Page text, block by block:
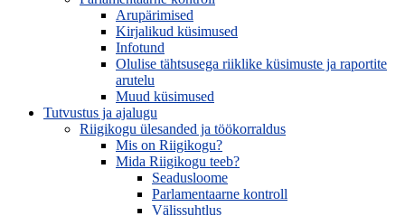
Arupärimised
Kirjalikud küsimused
Infotund
Olulise tähtsusega riiklike küsimuste ja raportite
arutelu
Muud küsimused
Tutvustus ja ajalugu
Riigikogu ülesanded ja töökorraldus
Mis on Riigikogu?
Mida Riigikogu teeb?
Seadusloome
Parlamentaarne kontroll
Välissuhtlus